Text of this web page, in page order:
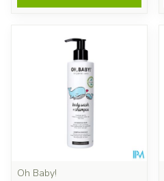
Oh Baby!